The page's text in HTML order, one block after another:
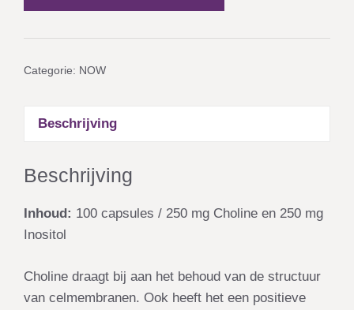
Categorie: NOW
Beschrijving
Beschrijving
Inhoud: 100 capsules / 250 mg Choline en 250 mg
Inositol
Choline draagt bij aan het behoud van de structuur
van celmembranen. Ook heeft het een positieve